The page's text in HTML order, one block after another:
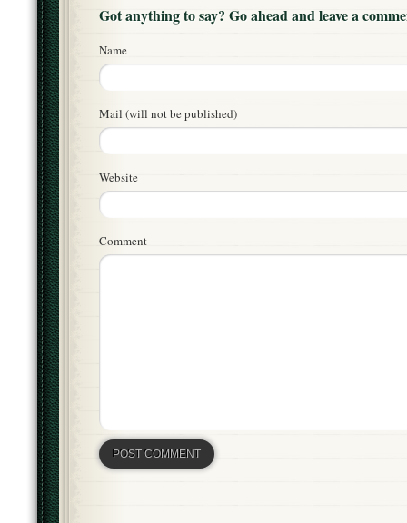
Got anything to say? Go ahead and leave a
Name
Mail (will not be published)
Website
Comment